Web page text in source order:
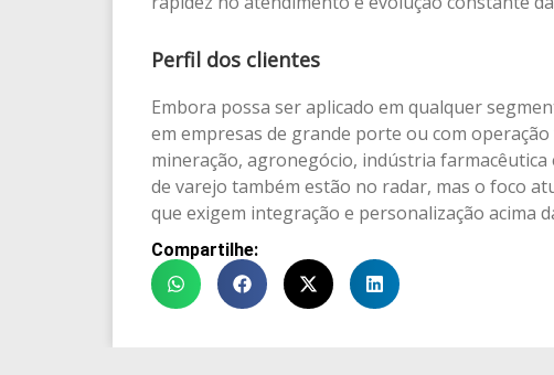
Perfil dos clientes
Embora possa ser aplicado em qualquer
em empresas de grande porte ou com
mineração, agronegócio, indústria farmacêutica
de varejo também estão no radar, mas o foco
que exigem integração e personalização acima
Compartilhe: